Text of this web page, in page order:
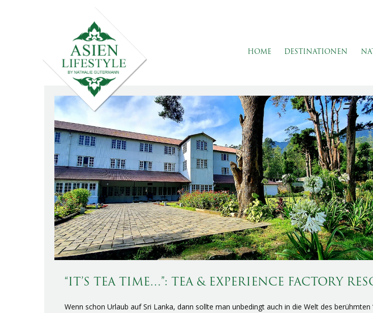
HOME DESTINATIONEN
“IT’S TEA TIME…”: TEA & EXPERIENCE FACTORY
Wenn schon Urlaub auf Sri Lanka, dann sollte man unbedingt auch in die Welt des berühmten